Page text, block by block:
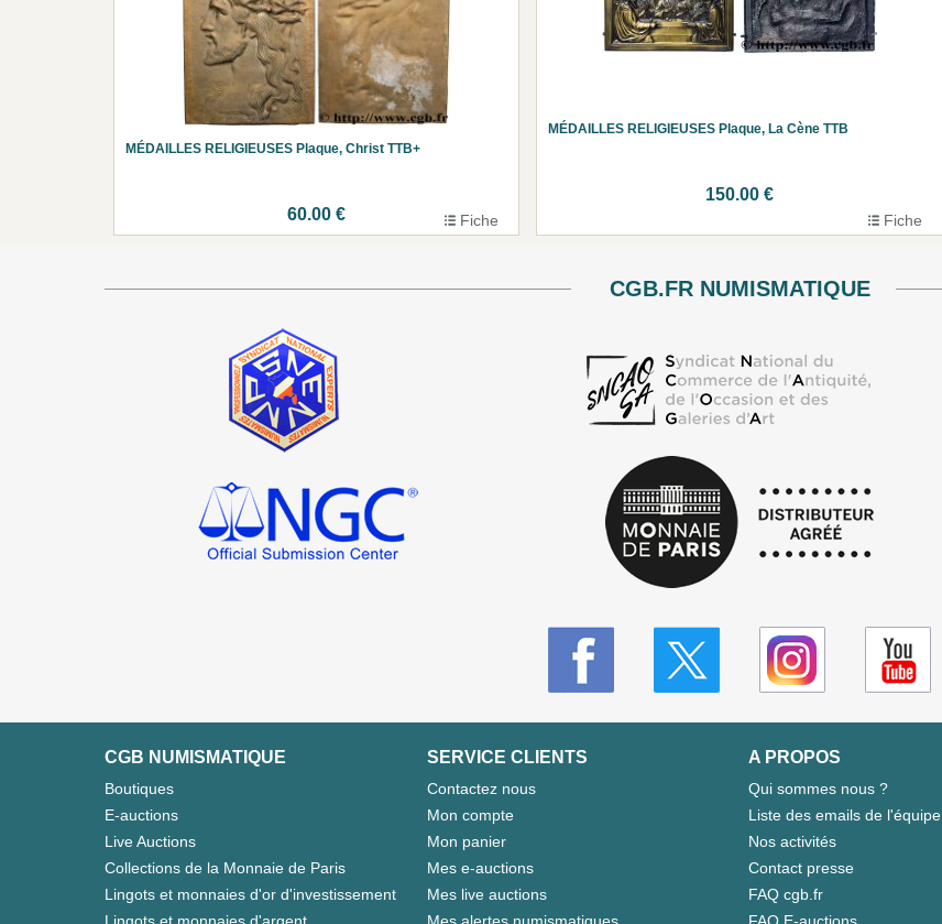
MÉDAILLES RELIGIEUSES Plaque, Christ TTB+
60.00 € Fiche
MÉDAILLES RELIGIEUSES Plaque, La Cène TTB
150.00 €
Fiche
CGB.FR NUMISMATIQUE
CGB NUMISMATIQUE
Boutiques
E-auctions
Live Auctions
Collections de la Monnaie de Paris
Lingots et monnaies d'or d'investissement
SERVICE CLIENTS
Contactez nous
Mon compte
Mon panier
Mes e-auctions
Mes live auctions
A PROPOS
Qui sommes nous ?
Liste des emails de l'équipe
Nos activités
Contact presse
FAQ cgb.fr